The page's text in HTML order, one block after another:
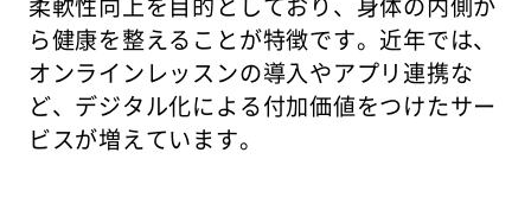
ら健康を整えることが特徴です。近年では、
オンラインレッスンの導入やアプリ連携な
ど、デジタル化による付加価値をつけたサー
ビスが増えています。